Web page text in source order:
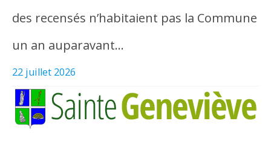
des recensés n’habitaient pas la Commune
un an auparavant…
22 juillet 2026